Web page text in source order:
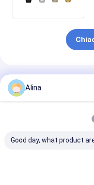
Prodotti
Alina
Good day, what product